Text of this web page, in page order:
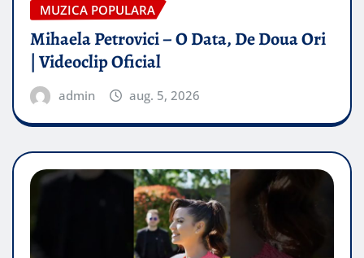
MUZICA POPULARA
Mihaela Petrovici – O Data, De Doua Ori
| Videoclip Oficial
admin aug. 5, 2026